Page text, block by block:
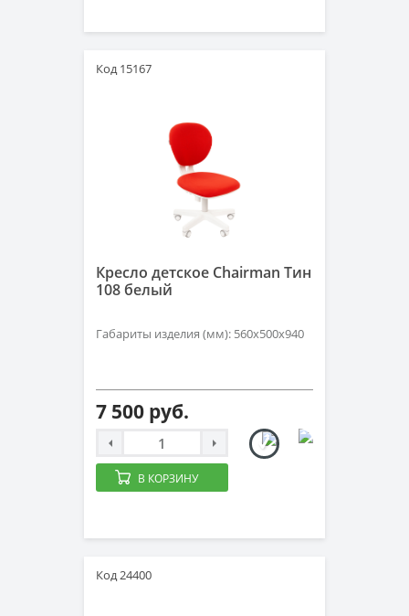
Код 15167
Кресло детское Chairman Тин
108 белый
Габариты изделия (мм): 560x500x940
7 500 руб.
В КОРЗИНУ
Код 24400